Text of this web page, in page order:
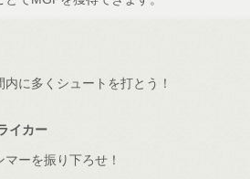
に多くシュートを打とう！
イカー
ーを振り下ろせ！